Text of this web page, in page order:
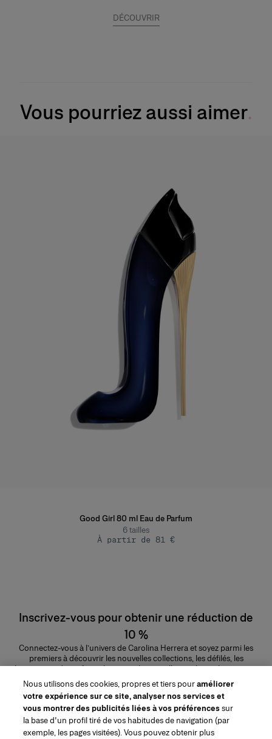
DÉCOUVRIR
Vous pourriez aussi aimer
Good Girl 80 ml Eau de Parfum
6tailles
À partir de 81 €
Inscrivez-vous pour obtenir une réduction de
10 %
Connectez-vous à l’univers de Carolina Herrera et soyez parmi les
premiers à découvrir les nouvelles collections, les défilés, les
lancements de parfums, les conseils maquillage et bien plus encore.
Adresse e-mail
Nous utilisons des cookies, propres et tiers pouraméliorer
votre expérience sur ce site, analyser nos services et
vous montrer des publicités liées à vos préférencessur
la base d'un profil tiré de vos habitudes de navigation (par
exemple, les pages visitées). Vous pouvez obtenir plus